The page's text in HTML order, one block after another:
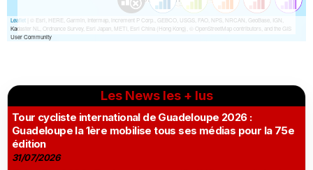
Les News les + lus
Tour cycliste international de Guadeloupe 2026 :
Guadeloupe la 1ère mobilise tous ses médias pour la 75e
édition
31/07/2026